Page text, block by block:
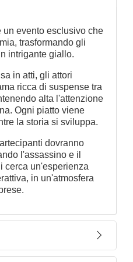
un evento esclusivo che
trasformando gli
intrigante giallo.
in atti, gli attori
ricca di suspense tra
alta l'attenzione
Ogni piatto viene
la storia si sviluppa.
dovranno
l'assassino e il
cerca un'esperienza
in un'atmosfera